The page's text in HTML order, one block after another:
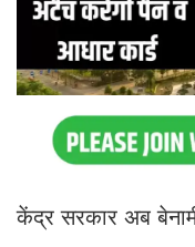
केंद्र सरकार अब